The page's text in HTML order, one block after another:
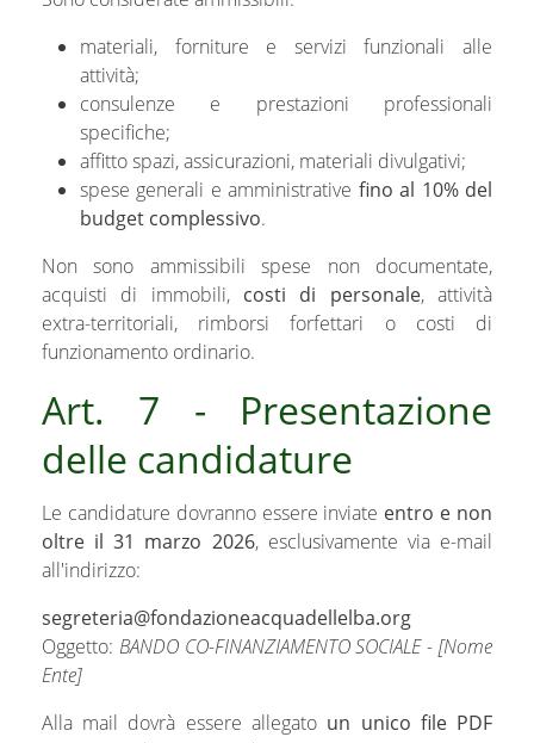
materiali, forniture e servizi funzionali alle
attività;
consulenze e prestazioni professionali
specifiche;
affitto spazi, assicurazioni, materiali divulgativi;
spese generali e amministrative fino al 10% del
budget complessivo.
Non sono ammissibili spese non documentate,
acquisti di immobili, costi di personale, attività
extra-territoriali, rimborsi forfettari o costi di
funzionamento ordinario.
Art. 7 - Presentazione
delle candidature
Le candidature dovranno essere inviate entro e non
oltre il 31 marzo 2026, esclusivamente via e-mail
all'indirizzo:
segreteria@fondazioneacquadellelba.org
Oggetto: BANDO CO-FINANZIAMENTO SOCIALE - [Nome
Ente]
Alla mail dovrà essere allegato un unico file PDF